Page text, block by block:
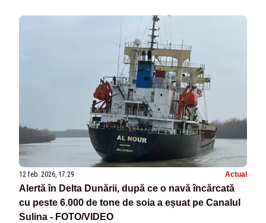
12 feb. 2026, 17:29 Actual
Alertă în Delta Dunării, după ce o navă încărcată
cu peste 6.000 de tone de soia a eșuat pe Canalul
Sulina - FOTO/VIDEO